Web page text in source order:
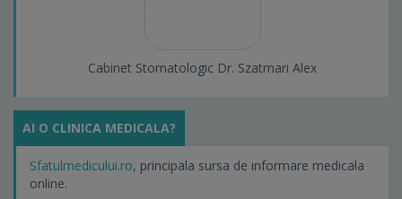
Cabinet Stomatologic Dr. Szatmari Alex
AI O CLINICA MEDICALA?
Sfatulmedicului.ro, principala sursa de informare medicala
online.